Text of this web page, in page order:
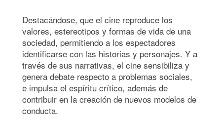
Destacándose, que el cine reproduce los
valores, estereotipos y formas de vida de una
sociedad, permitiendo a los espectadores
identificarse con las historias y personajes. Y a
través de sus narrativas, el cine sensibiliza y
genera debate respecto a problemas sociales,
e impulsa el espíritu crítico, además de
contribuir en la creación de nuevos modelos de
conducta.